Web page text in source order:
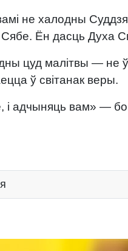
не халодны
Ён дасць Духа
цуд малітвы — не
ў світанак веры.
і адчыняць вам» — бо